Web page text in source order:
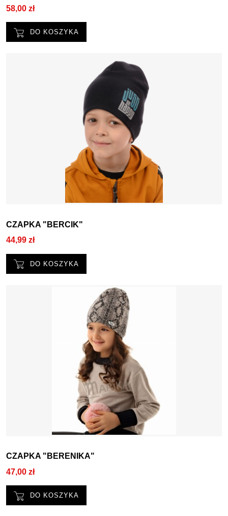
58,00 zł
DO KOSZYKA
CZAPKA "BERCIK"
44,99 zł
DO KOSZYKA
CZAPKA "BERENIKA"
47,00 zł
DO KOSZYKA